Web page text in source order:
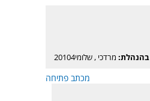
בהנהלת: מרדכי ,שלומי20104
מכתב פתיחה